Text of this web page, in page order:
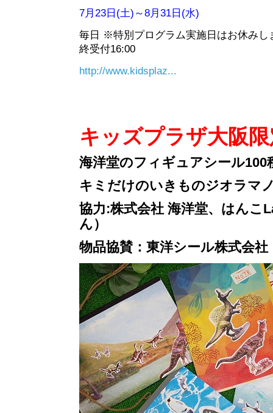
7月23日(土)～8月31日(水)
毎日 ※特別プログラム実施日はお休み
終受付16:00
http://www.kidsplaz...
キッズプラザ大阪
海洋堂のフィギュアシール100
キミだけのいきものジオラマ
協力:株式会社 海洋堂、はんこ
ん）
物品協賛：東洋シール株式会